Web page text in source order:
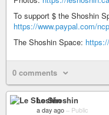
To support $ the Shoshin
https://www.paypal.com/
The Shoshin Space:
0 comments
Le Shoshin
a day ago – Public